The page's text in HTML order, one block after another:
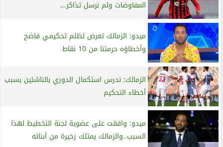
المفاوضات ولم نرسل تذاكر...
ميدو: الزمالك تعرض لظلم تحكيمي فاضح
وأخطاؤه حرمتنا من 10 نقاط
الزمالك: ندرس استكمال الدوري بالناشئين بسبب
أخطاء التحكيم
ميدو: وافقت على عضوية لجنة التخطيط لهذا
السبب..والزمالك يمتلك زخيرة من أبنائه